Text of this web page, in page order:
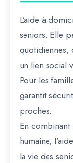
L’aide à
seniors. Elle
quotidiennes,
un lien social
Pour les
garantit
proches.
En combinant
humaine,
la vie des